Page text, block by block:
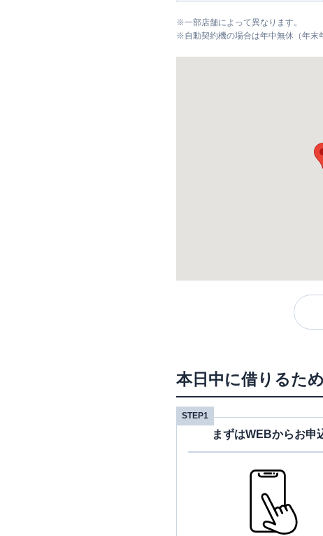
※一部店舗によって異なります。
※自動契約機の場合は年中無休（年末
本日中に借りるた
STEP1
まずはWEBからお申